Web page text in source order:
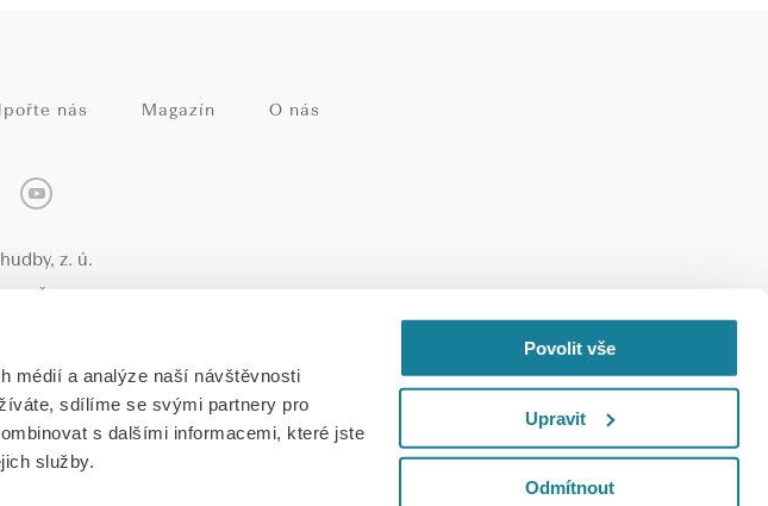
médií a analýze naší návštěvnosti
sdílíme se svými partnery pro
s dalšími informacemi, které jste
služby.
Povolit vše
Upravit
Odmítnout
nás Magazín O nás
z. ú.
značkou U 527, Městský soud v Praze